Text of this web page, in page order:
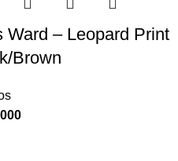
Ward – Leopard Print
Brown